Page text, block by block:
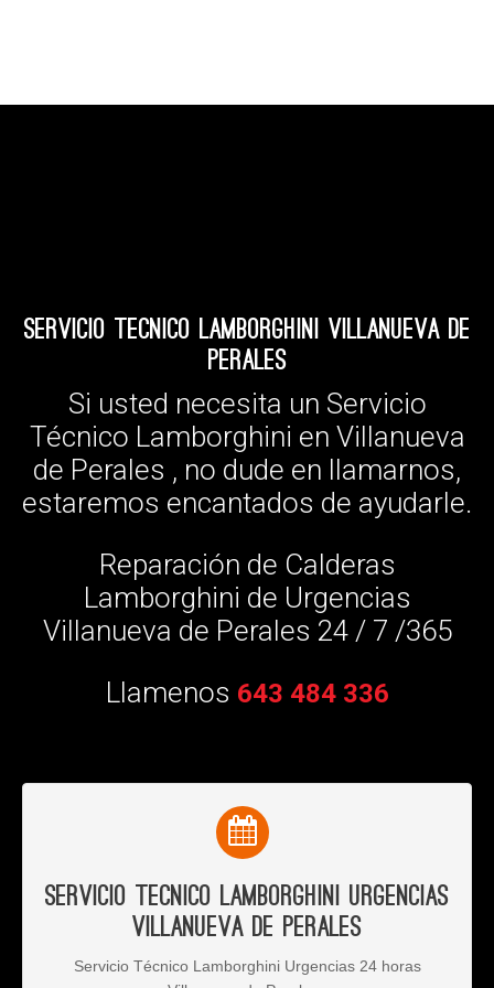
Servicio Tecnico Lamborghini Villanueva de
Perales
Si usted necesita un Servicio
Técnico Lamborghini en Villanueva
de Perales , no dude en llamarnos,
estaremos encantados de ayudarle.
Reparación de Calderas
Lamborghini de Urgencias
Villanueva de Perales 24 / 7 /365
Llamenos 643 484 336
Servicio Tecnico Lamborghini Urgencias
Villanueva de Perales
Servicio Técnico Lamborghini Urgencias 24 horas